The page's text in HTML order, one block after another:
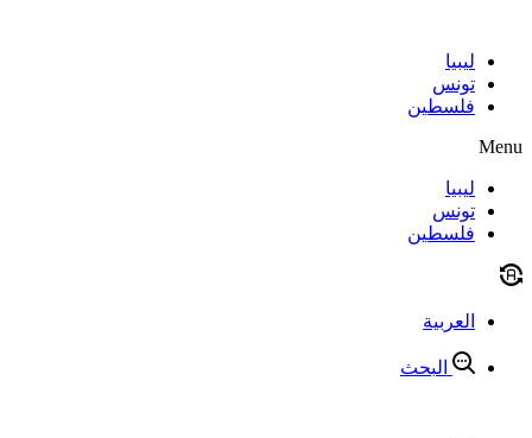
contentليبيا
تونس
فلسطين
Menu
ليبيا
تونس
فلسطين
العربية
البحث